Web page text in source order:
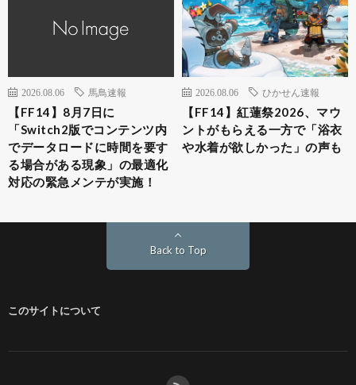
2026.08.06 馬鳥速報
【FF14】8月7日に
「Switch2版でコンテンツ内
でデータロードに時間を要す
る場合がある現象」の最適化
対応の緊急メンテが実施！
2026.08.06 ひかせん速報
【FF14】紅蓮祭2026、マウ
ントがもらえる一方で「浴衣
や水着が欲しかった」の声も
Back to Top
このサイトについて